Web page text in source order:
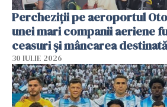
Percheziții pe aeroportul
unei mari companii aeriene
ceasuri și mâncarea
30 IULIE 2026